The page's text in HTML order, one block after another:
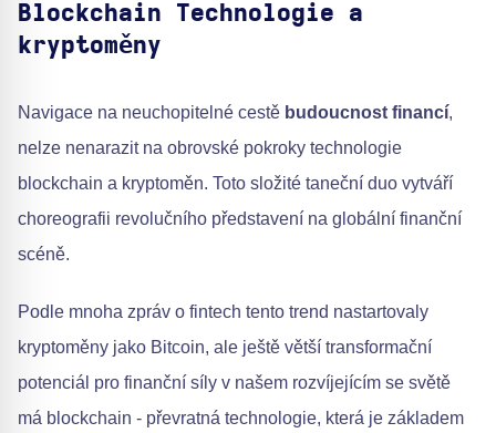
Blockchain Technologie a
kryptoměny
Navigace na neuchopitelné cestě budoucnost financí,
nelze nenarazit na obrovské pokroky technologie
blockchain a kryptoměn. Toto složité taneční duo vytváří
choreografii revolučního představení na globální finanční
scéně.
Podle mnoha zpráv o fintech tento trend nastartovaly
kryptoměny jako Bitcoin, ale ještě větší transformační
potenciál pro finanční síly v našem rozvíjejícím se světě
má blockchain - převratná technologie, která je základem